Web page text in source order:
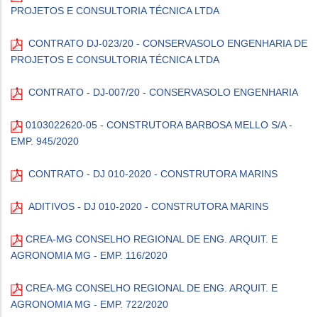
PROJETOS E CONSULTORIA TÉCNICA LTDA
CONTRATO DJ-023/20 - CONSERVASOLO ENGENHARIA DE
PROJETOS E CONSULTORIA TÉCNICA LTDA
CONTRATO - DJ-007/20 - CONSERVASOLO ENGENHARIA
0103022620-05 - CONSTRUTORA BARBOSA MELLO S/A -
EMP. 945/2020
CONTRATO - DJ 010-2020 - CONSTRUTORA MARINS
ADITIVOS - DJ 010-2020 - CONSTRUTORA MARINS
CREA-MG CONSELHO REGIONAL DE ENG. ARQUIT. E
AGRONOMIA MG - EMP. 116/2020
CREA-MG CONSELHO REGIONAL DE ENG. ARQUIT. E
AGRONOMIA MG - EMP. 722/2020